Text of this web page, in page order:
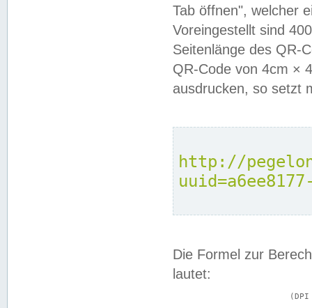
Tab öffnen", welcher
Voreingestellt sind
Seitenlänge des QR-
QR-Code von 4cm ×
ausdrucken, so setzt
http://
Die Formel zur
lautet: